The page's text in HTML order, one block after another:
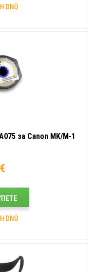
DNŮ
за Canon MK/M-1
DNŮ